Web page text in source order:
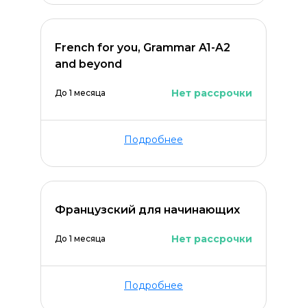
French for you, Grammar A1-A2
and beyond
До 1 месяца Нет рассрочки
Подробнее
Французский для начинающих
До 1 месяца Нет рассрочки
Подробнее